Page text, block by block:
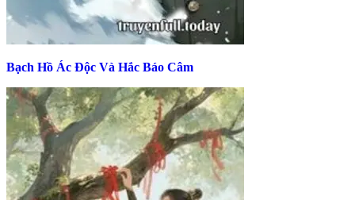
Bạch Hồ Ác Độc Và Hắc Báo Câm